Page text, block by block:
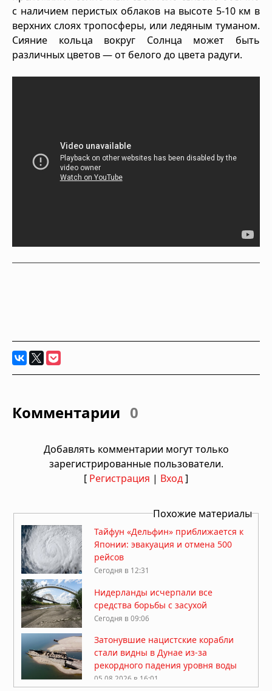
с наличием перистых облаков на высоте 5-10 км в
верхних слоях тропосферы, или ледяным туманом.
Сияние кольца вокруг Солнца может быть
различных цветов — от белого до цвета радуги.
Комментарии 0
Добавлять комментарии могут только
зарегистрированные пользователи.
[ Регистрация | Вход]
Похожие материалы
Тайфун «Дельфин» приближается к
Японии: эвакуация и отмена 500
рейсов
Сегодня в 12:31
Нидерланды исчерпали все
средства борьбы с засухой
Сегодня в 09:06
Затонувшие нацистские корабли
стали видны в Дунае из-за
рекордного падения уровня воды
05.08.2026 в 16:01